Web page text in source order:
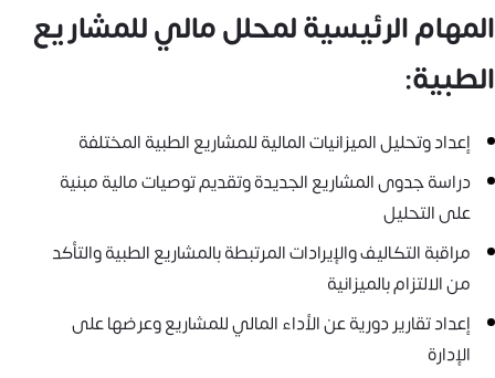
المهام الرئيسية لمحلل مالي للمشاريع
الطبية:
إعداد وتحليل الميزانيات المالية للمشاريع الطبية المختلفة
دراسة جدوى المشاريع الجديدة وتقديم توصيات مالية مبنية
على التحليل
مراقبة التكاليف والإيرادات المرتبطة بالمشاريع الطبية والتأكد
من الالتزام بالميزانية
إعداد تقارير دورية عن الأداء المالي للمشاريع وعرضها على
الإدارة